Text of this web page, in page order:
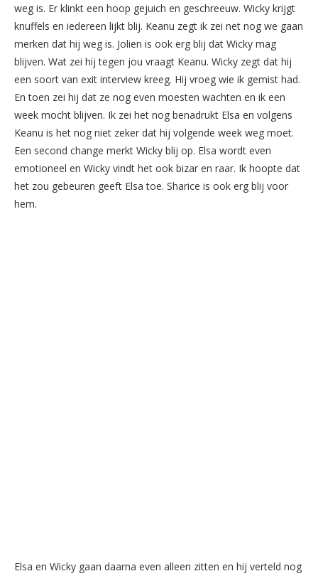
weg is. Er klinkt een hoop gejuich en geschreeuw. Wicky krijgt
knuffels en iedereen lijkt blij. Keanu zegt ik zei net nog we gaan
merken dat hij weg is. Jolien is ook erg blij dat Wicky mag
blijven. Wat zei hij tegen jou vraagt Keanu. Wicky zegt dat hij
een soort van exit interview kreeg. Hij vroeg wie ik gemist had.
En toen zei hij dat ze nog even moesten wachten en ik een
week mocht blijven. Ik zei het nog benadrukt Elsa en volgens
Keanu is het nog niet zeker dat hij volgende week weg moet.
Een second change merkt Wicky blij op. Elsa wordt even
emotioneel en Wicky vindt het ook bizar en raar. Ik hoopte dat
het zou gebeuren geeft Elsa toe. Sharice is ook erg blij voor
hem.
Elsa en Wicky gaan daarna even alleen zitten en hij verteld nog